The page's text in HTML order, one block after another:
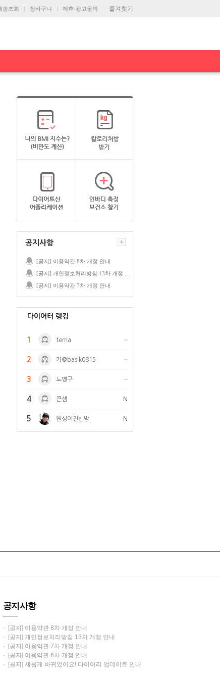
즐겨찾기
송조회 장바구니 제휴·광고문의
공지사항
[공지] 이용약관 8차 개정 안내
[공지] 이용약관 7차 개정 안내
다이어터 랭킹
1 terria
2 카@basik0815
3 노맹구
4 큰샘 N
5 원싱이진빈맘 N
공지사항
· [공지] 이용약관 8차 개정 안내
· [공지] 개인정보처리방침 13차 개정 안내
· [공지] 이용약관 7차 개정 안내
· [공지] 이용약관 6차 개정 안내
· [공지] 새롭게 바뀌었어요! 다이어리 업데이트 안내